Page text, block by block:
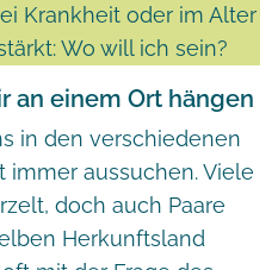
Krankheit oder im Alter
Wo will ich sein?
an einem Ort hängen
in den verschiedenen
aussuchen. Viele
doch auch Paare
Herkunftsland